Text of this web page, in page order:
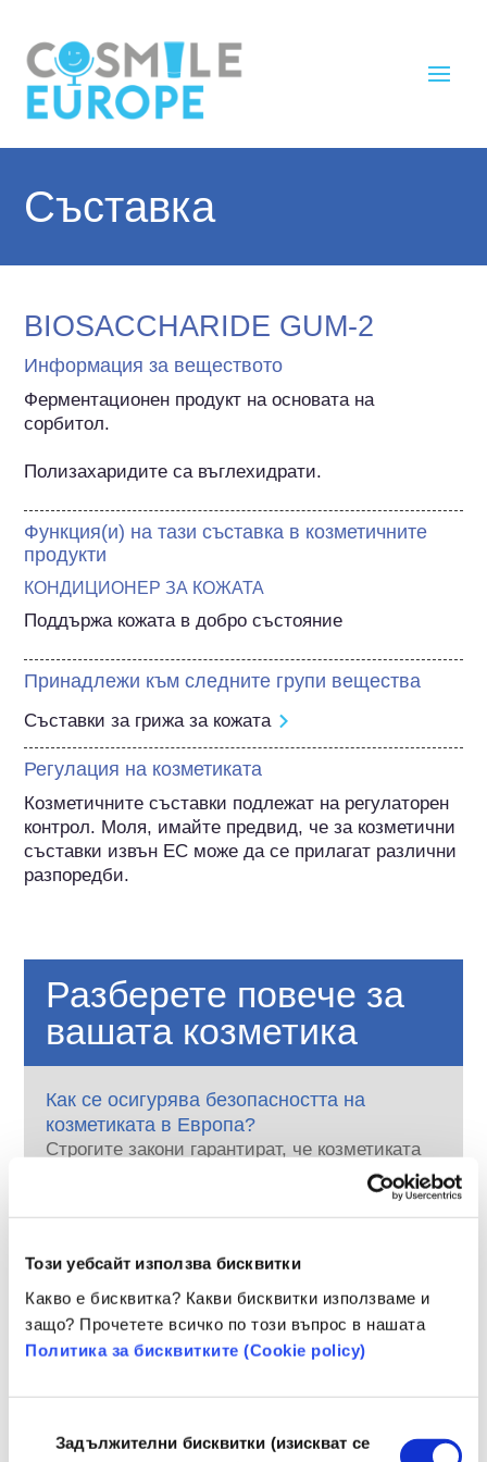
Този уебсайт използва бисквитки
Какво е бисквитка? Какви бисквитки използваме и
защо? Прочетете всичко по този въпрос в нашата
Политика за бисквитките (Сookie policy)
Задължителни бисквитки (изискват се
Съставка
BIOSACCHARIDE GUM-2
Информация за веществото
Ферментационен продукт на основата на
сорбитол.
Полизахаридите са въглехидрати.
Функция(и) на тази съставка в козметичните
продукти
КОНДИЦИОНЕР ЗА КОЖАТА
Поддържа кожата в добро състояние
Принадлежи към следните групи вещества
Съставки за грижа за кожата
Регулация на козметиката
Козметичните съставки подлежат на регулаторен
контрол. Моля, имайте предвид, че за козметични
съставки извън ЕС може да се прилагат различни
разпоредби.
Разберете повече за
вашата козметика
Как се осигурява безопасността на
козметиката в Европа?
Строгите закони гарантират, че козметиката
и продуктите за лична хигиена, продавани
в Европейския съюз, са безопасни за
употреба от хората. Компаниите,
органи споделят отговорността при
осигуряванете на безопасността на
козметичните продукти.
прочетете повече
Какво трябва да знам за ендокринните
За някои съставки, използвани в
козметичните продукти, се твърди, че са
„ендокринни разрушители“, защото имат
свойствата на нашите хормони. Само
хормон, не означава, че ще наруши нашата
животни? Не!